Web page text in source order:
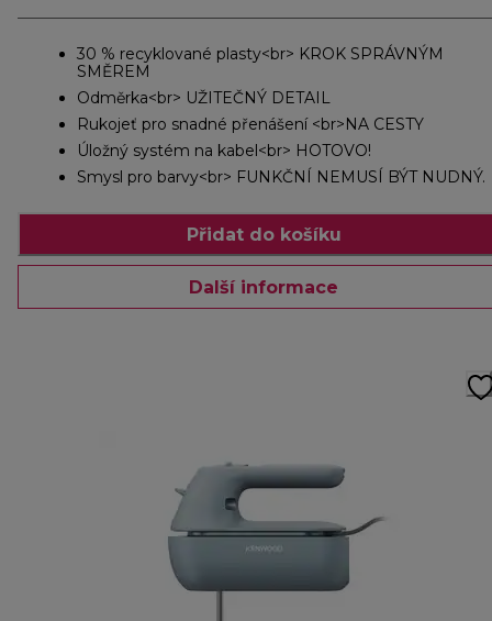
30 % recyklované plasty<br> KROK SPRÁVNÝM
SMĚREM
Odměrka<br> UŽITEČNÝ DETAIL
Rukojeť pro snadné přenášení <br>NA CESTY
Úložný systém na kabel<br> HOTOVO!
Smysl pro barvy<br> FUNKČNÍ NEMUSÍ BÝT NUDNÝ.
Přidat do košíku
Další informace